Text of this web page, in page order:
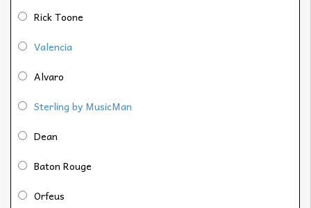
Rick Toone
Valencia
Alvaro
Sterling by MusicMan
Dean
Baton Rouge
Orfeus